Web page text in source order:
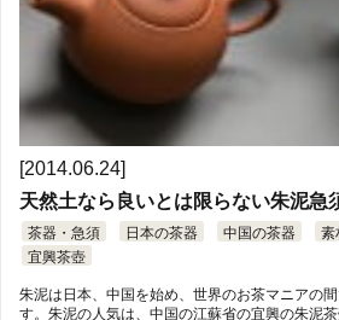
[2014.06.24]
天然土なら良いとは限らない朱泥急
茶器・急須 日本の茶器 中国の茶器
素
宜興茶壺
朱泥は日本、中国を始め、世界のお茶マニアの
す。朱泥の人気は、中国の江蘇省の宜興の朱泥